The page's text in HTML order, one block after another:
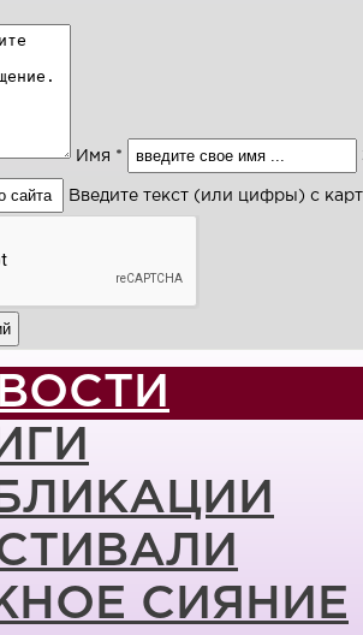
Имя *
Введите текст (или цифры) с
СИЯНИЕ